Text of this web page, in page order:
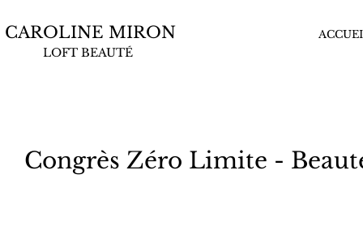
CAROLINE MIRON
LOFT BEAUTÉ
Congrès Zéro Limite -